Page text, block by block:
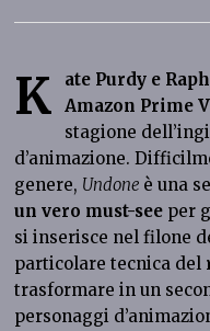
K ate Purdy e
Amazon Prime
stagione
d’animazione.
genere, Undone è una
un vero must-see per
si inserisce nel filone
particolare tecnica del
trasformare in un
personaggi